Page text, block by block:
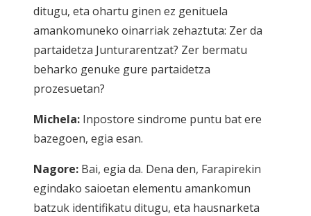
ditugu, eta ohartu ginen ez genituela
amankomuneko oinarriak zehaztuta: Zer da
partaidetza Junturarentzat? Zer bermatu
beharko genuke gure partaidetza
prozesuetan?
Michela: Inpostore sindrome puntu bat ere
bazegoen, egia esan.
Nagore: Bai, egia da. Dena den, Farapirekin
egindako saioetan elementu amankomun
batzuk identifikatu ditugu, eta hausnarketa